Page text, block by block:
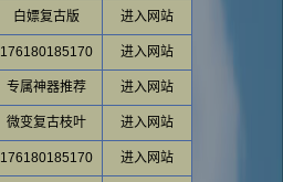
白嫖复古版 进入网站
176180185170 进入网站
专属神器推荐 进入网站
微变复古枝叶 进入网站
176180185170 进入网站